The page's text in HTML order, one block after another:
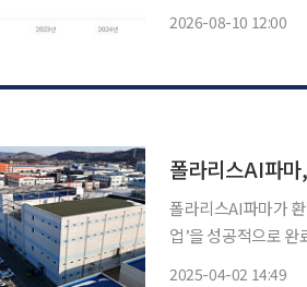
2026-08-10 12:00
폴라리스AI파
폴라리스AI파마가
업’을 성공적으로 완료했다고 2일 밝혔다.
2025-04-02 14:49